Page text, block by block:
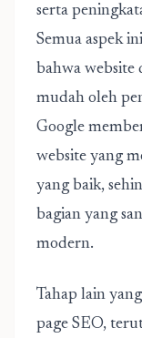
serta
Semua aspek
bahwa website
mudah oleh
Google
website yang
yang baik,
bagian yang
modern.
Tahap lain
page SEO,